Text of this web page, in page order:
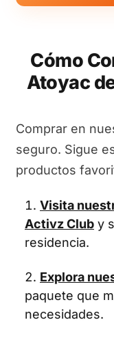
Cómo
Atoyac
Comprar en
seguro. Sigue
productos
Visita
Activz Club y
residencia.
Explora
paquete que
necesidades.